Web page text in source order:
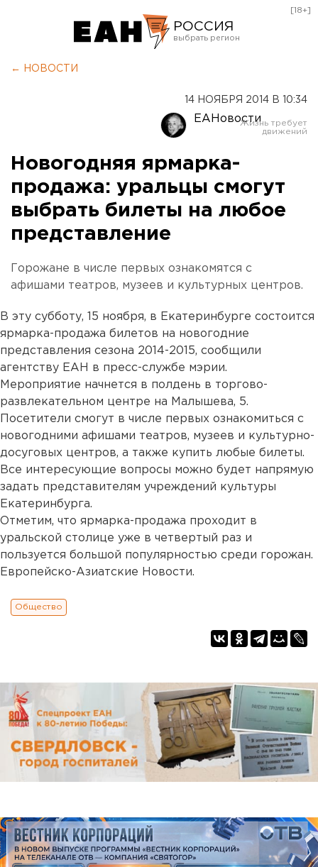
РОССИЯ
Оренбург
[18+]
← НОВОСТИ
14 НОЯБРЯ 2014 В 10:34
ЕАНовости
Новогодняя ярмарка-
продажа: уральцы смогут
выбрать билеты на любое
представление
Горожане в числе первых ознакомятся с
афишами театров, музеев и культурных центров.
В эту субботу, 15 ноября, в Екатеринбурге состоится
ярмарка-продажа билетов на новогодние
представления сезона 2014-2015, сообщили
агентству ЕАН в пресс-службе мэрии.
Мероприятие начнется в полдень в торгово-
развлекательном центре на Малышева, 5.
Посетители смогут в числе первых ознакомиться с
новогодними афишами театров, музеев и культурно-
досуговых центров, а также купить любые билеты.
Все интересующие вопросы можно будет напрямую
задать представителям учреждений культуры
Екатеринбурга.
Отметим, что ярмарка-продажа проходит в
уральской столице уже в четвертый раз и
пользуется большой популярностью среди горожан.
Европейско-Азиатские Новости.
Общество